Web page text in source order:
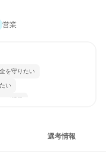
営業
を守りたい
い
が活発
選考情報